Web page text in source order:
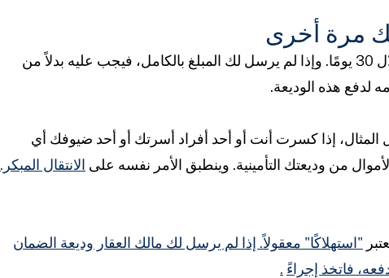
مرة أخرى
يتعين على مالك العقار إرسال وديعة الضمان الخاصة بك خلال 30 يومًا. وإذا لم يرسل لك المبلغ بالكامل، فيجب عليه بدلاً من
لدفع هذه الوديعة.
المثال، إذا كسرت أنت أو أحد أفراد أسرتك أو أحد ضيوفك أي
من وديعتك التأمينية. وينطبق الأمر نفسه على الانتقال المبكر.
"استهلاكًا" معقولاً. إذا لم يرسل لك مالك العقار وديعة الضمان
فاتخذ إجراءً .